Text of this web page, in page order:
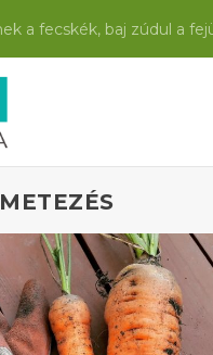
a fecskék, baj zúdul a